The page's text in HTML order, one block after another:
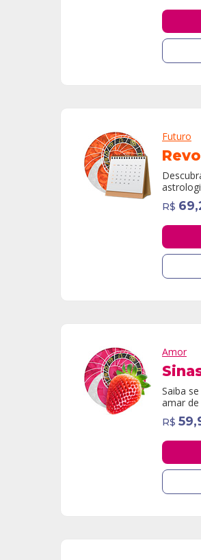
Futuro
R$
Amor
Saiba
amar
R$